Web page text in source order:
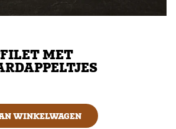
MET
WINKELWAGEN